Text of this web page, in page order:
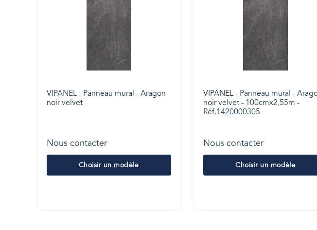
VIPANEL - Panneau mural - Aragon
noir velvet
Nous contacter
Choisir un modèle
VIPANEL - Panneau mural -
noir velvet - 100cmx2,55m -
Réf.1420000305
Nous contacter
Choisir un modèle